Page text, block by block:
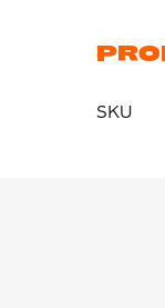
SKU